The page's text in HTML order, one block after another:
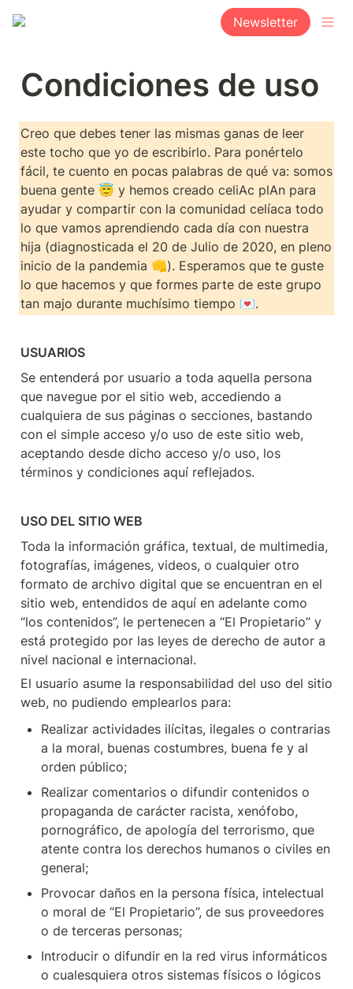
Newsletter
Condiciones de uso
Creo que debes tener las mismas ganas de leer
este tocho que yo de escribirlo. Para ponértelo
fácil, te cuento en pocas palabras de qué va: somos
buena gente 😇 y hemos creado celiAc plAn para
ayudar y compartir con la comunidad celíaca todo
lo que vamos aprendiendo cada día con nuestra
hija (diagnosticada el 20 de Julio de 2020, en pleno
inicio de la pandemia 👊). Esperamos que te guste
lo que hacemos y que formes parte de este grupo
tan majo durante muchísimo tiempo 💌.
USUARIOS
Se entenderá por usuario a toda aquella persona
que navegue por el sitio web, accediendo a
cualquiera de sus páginas o secciones, bastando
con el simple acceso y/o uso de este sitio web,
aceptando desde dicho acceso y/o uso, los
términos y condiciones aquí reflejados.
USO DEL SITIO WEB
Toda la información gráfica, textual, de multimedia,
fotografías, imágenes, videos, o cualquier otro
formato de archivo digital que se encuentran en el
sitio web, entendidos de aquí en adelante como
“los contenidos”, le pertenecen a “El Propietario” y
está protegido por las leyes de derecho de autor a
nivel nacional e internacional.
El usuario asume la responsabilidad del uso del sitio
web, no pudiendo emplearlos para:
Realizar actividades ilícitas, ilegales o contrarias
a la moral, buenas costumbres, buena fe y al
orden público;
Realizar comentarios o difundir contenidos o
propaganda de carácter racista, xenófobo,
pornográfico, de apología del terrorismo, que
atente contra los derechos humanos o civiles en
general;
Provocar daños en la persona física, intelectual
o moral de “El Propietario”, de sus proveedores
o de terceras personas;
Introducir o difundir en la red virus informáticos
o cualesquiera otros sistemas físicos o lógicos